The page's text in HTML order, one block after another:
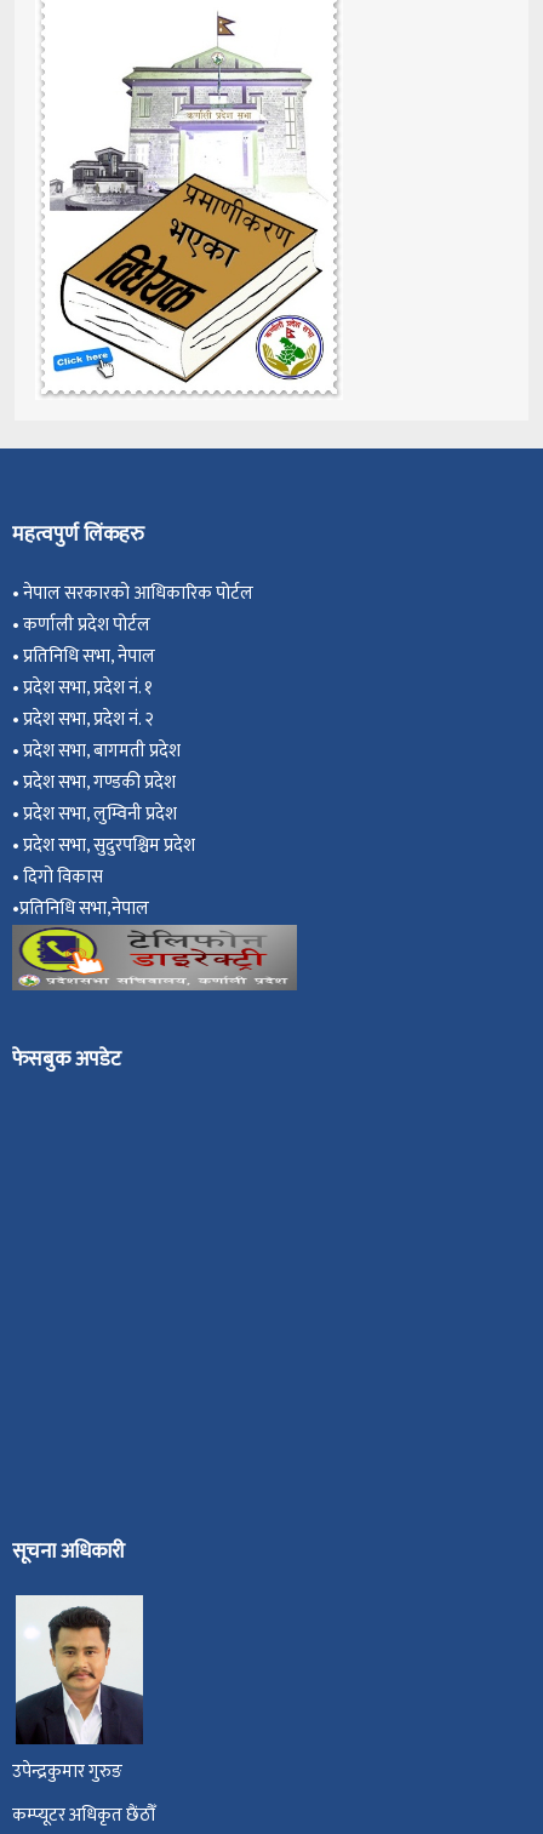
महत्वपुर्ण लिंकहरु
•नेपाल सरकारको आधिकारिक पोर्टल
•कर्णाली प्रदेश पोर्टल
•प्रतिनिधि सभा, नेपाल
•प्रदेश सभा, प्रदेश नं. १
•प्रदेश सभा, प्रदेश नं. २
•प्रदेश सभा, बागमती प्रदेश
•प्रदेश सभा, गण्डकी प्रदेश
•प्रदेश सभा, लुम्विनी प्रदेश
•प्रदेश सभा, सुदुरपश्चिम प्रदेश
•दिगो विकास
•प्रतिनिधि सभा,नेपाल
फेसबुक अपडेट
सूचना अधिकारी
उपेन्द्रकुमार गुरुङ
कम्प्यूटर अधिकृत छैंठौँ